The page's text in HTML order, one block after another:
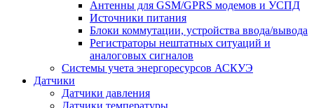
Антенны для GSM/GPRS модемов и УСПД
Источники питания
Блоки коммутации, устройства ввода/вывода
Регистраторы нештатных ситуаций и
аналоговых сигналов
Системы учета энергоресурсов АСКУЭ
Датчики
Датчики давления
Датчики температуры